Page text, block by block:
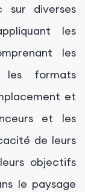
sur diverses
les
les
les formats
et
et les
de leurs
objectifs
le paysage